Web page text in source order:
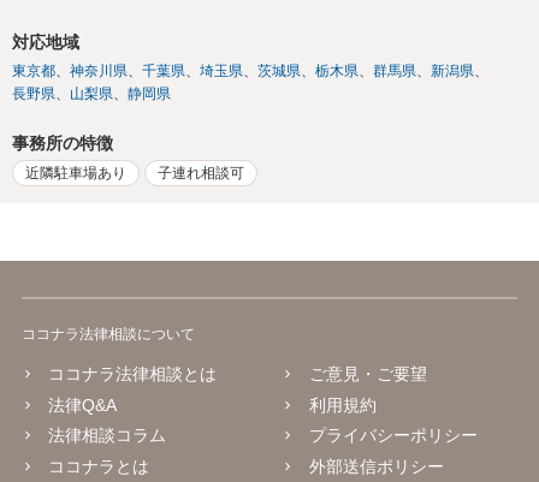
対応地域
東京都 神奈川県 千葉県 埼玉県 茨城県 栃木県 群馬県
新潟県
長野県
山梨県 静岡県
事務所の特徴
近隣駐車場あり 子連れ相談可
ココナラ法律相談について
ココナラ法律相談とは
法律Q&A
法律相談コラム
ココナラとは
ご意見・ご要望
利用規約
プライバシーポリシー
外部送信ポリシー